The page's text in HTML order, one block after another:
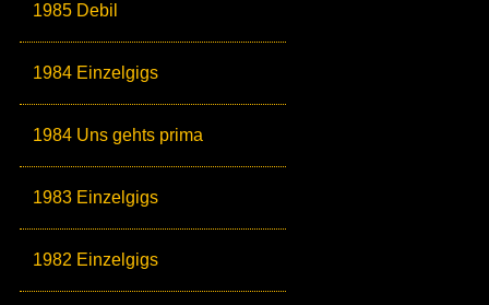
1985 Debil
1984 Einzelgigs
1984 Uns gehts prima
1983 Einzelgigs
1982 Einzelgigs